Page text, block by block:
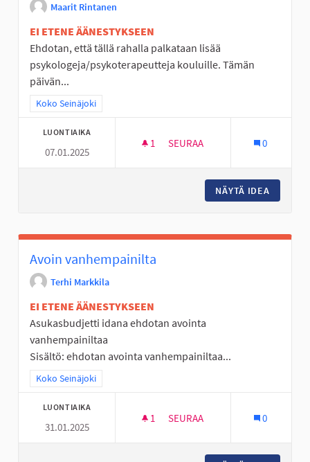
Maarit Rintanen
EI ETENE ÄÄNESTYKSEEN
Ehdotan, että tällä rahalla palkataan lisää
psykologeja/psykoterapeutteja kouluille. Tämän
päivän...
Rajaa tulokset teeman mukaan: Koko Seinäjoki
Koko Seinäjoki
LUONTIAIKA
07.01.2025
1 1 SEURAAJA
SEURAA 0
NÄYTÄ IDEA
Avoin vanhempainilta
Terhi Markkila
EI ETENE ÄÄNESTYKSEEN
Asukasbudjetti idana ehdotan avointa
vanhempainiltaa
Sisältö: ehdotan avointa vanhempainiltaa...
Rajaa tulokset teeman mukaan: Koko Seinäjoki
Koko Seinäjoki
LUONTIAIKA
31.01.2025
1 1 SEURAAJA
SEURAA 0